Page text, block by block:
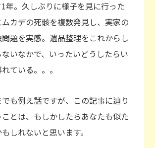
年。久しぶりに様子を見に行った
カデの死骸を複数発見し、実家の
題を実感。遺品整理をこれからし
いなかで、いったいどうしたらい
ている。。。
も例え話ですが、この記事に辿り
とは、もしかしたらあなたも似た
しれないと思います。